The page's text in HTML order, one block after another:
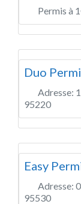
Permis à
Duo
Adresse:
95220
Easy
Adresse:
95530